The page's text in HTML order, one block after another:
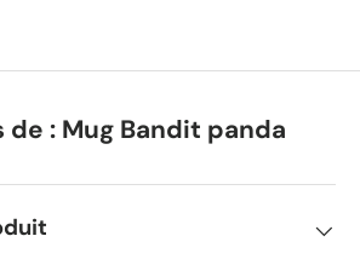
de : Mug Bandit panda